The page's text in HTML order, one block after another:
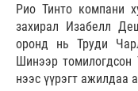
Рио Тинто компани
захирал Изабелл
оронд нь Труди
Шинээр
нээс үүрэгт ажилдаа